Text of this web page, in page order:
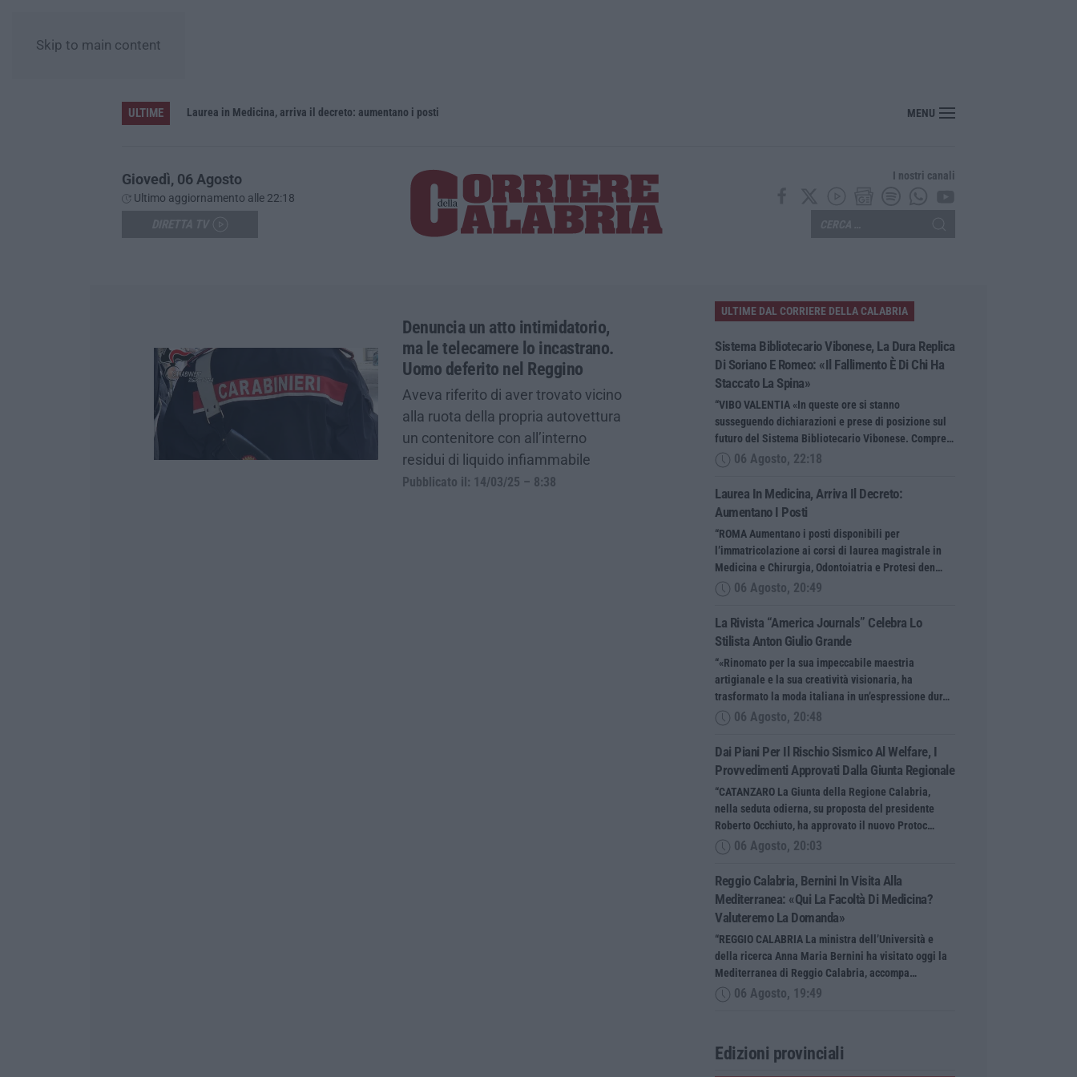
Skip to main content
ULTIME
Sistema bibliotecario vibonese, la dura replica di Soriano e Romeo: «Il fallimento è di chi ha staccato la spina» Laurea in Medicina, arriva il decreto: aumentano i posti La rivista “America Journals” celebra lo stilista Anton Giulio Grande
MENU
Giovedì, 06 Agosto
Ultimo aggiornamento alle 22:18
I nostri canali
Denuncia un atto intimidatorio,
ma le telecamere lo incastrano.
Uomo deferito nel Reggino
Aveva riferito di aver trovato vicino
alla ruota della propria autovettura
un contenitore con all’interno
residui di liquido infiammabile
Pubblicato il: 14/03/25 – 8:38
ULTIME DAL CORRIERE DELLA CALABRIA
Sistema Bibliotecario Vibonese, La Dura Replica
Di Soriano E Romeo: «Il Fallimento È Di Chi Ha
Staccato La Spina»
“VIBO VALENTIA «In queste ore si stanno
susseguendo dichiarazioni e prese di posizione sul
futuro del Sistema Bibliotecario Vibonese. Compre…
06 Agosto, 22:18
Laurea In Medicina, Arriva Il Decreto:
Aumentano I Posti
“ROMA Aumentano i posti disponibili per
l’immatricolazione ai corsi di laurea magistrale in
Medicina e Chirurgia, Odontoiatria e Protesi den…
06 Agosto, 20:49
La Rivista “America Journals” Celebra Lo
Stilista Anton Giulio Grande
“«Rinomato per la sua impeccabile maestria
artigianale e la sua creatività visionaria, ha
trasformato la moda italiana in un’espressione dur…
06 Agosto, 20:48
Dai Piani Per Il Rischio Sismico Al Welfare, I
Provvedimenti Approvati Dalla Giunta Regionale
“CATANZARO La Giunta della Regione Calabria,
nella seduta odierna, su proposta del presidente
Roberto Occhiuto, ha approvato il nuovo Protoc…
06 Agosto, 20:03
Reggio Calabria, Bernini In Visita Alla
Mediterranea: «Qui La Facoltà Di Medicina?
Valuteremo La Domanda»
“REGGIO CALABRIA La ministra dell’Università e
della ricerca Anna Maria Bernini ha visitato oggi la
Mediterranea di Reggio Calabria, accompa…
06 Agosto, 19:49
Edizioni provinciali